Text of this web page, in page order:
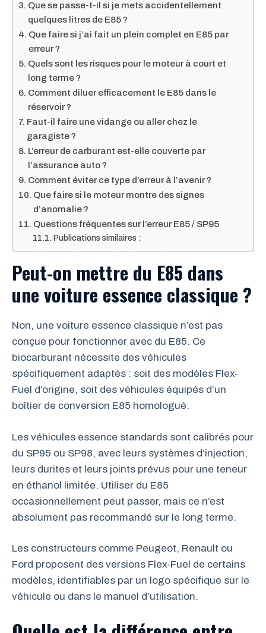
Que se passe-t-il si je mets accidentellement
quelques litres de E85 ?
Que faire si j’ai fait un plein complet en E85 par
erreur ?
Quels sont les risques pour le moteur à court et
long terme ?
Comment diluer efficacement le E85 dans le
réservoir ?
Faut-il faire une vidange ou aller chez le
garagiste ?
L’erreur de carburant est-elle couverte par
l’assurance auto ?
Comment éviter ce type d’erreur à l’avenir ?
Que faire si le moteur montre des signes
d’anomalie ?
Questions fréquentes sur l’erreur E85 / SP95
Publications similaires :
Peut-on mettre du E85 dans
une voiture essence classique ?
Non, une voiture essence classique n’est pas
conçue pour fonctionner avec du E85. Ce
biocarburant nécessite des véhicules
spécifiquement adaptés : soit des modèles Flex-
Fuel d’origine, soit des véhicules équipés d’un
boîtier de conversion E85 homologué.
Les véhicules essence standards sont calibrés pour
du SP95 ou SP98, avec leurs systèmes d’injection,
leurs durites et leurs joints prévus pour une teneur
en éthanol limitée. Utiliser du E85
occasionnellement peut passer, mais ce n’est
absolument pas recommandé sur le long terme.
Les constructeurs comme Peugeot, Renault ou
Ford proposent des versions Flex-Fuel de certains
modèles, identifiables par un logo spécifique sur le
véhicule ou dans le manuel d’utilisation.